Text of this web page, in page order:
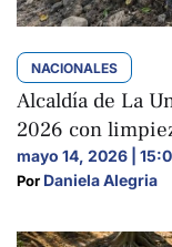
NACIONALES
Alcaldía de La
2026 con
mayo 14, 2026 |
Por Daniela Alegria